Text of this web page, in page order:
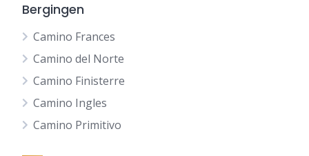
Bergingen
Camino Frances
Camino del Norte
Camino Finisterre
Camino Ingles
Camino Primitivo